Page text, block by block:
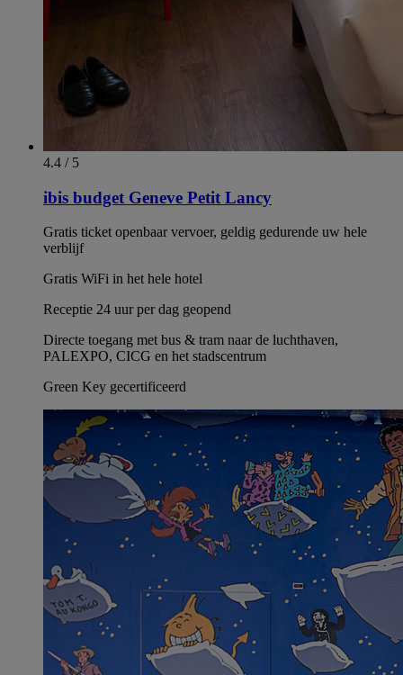
4.4 / 5
ibis budget Geneve Petit Lancy
Gratis ticket openbaar vervoer, geldig gedurende uw hele
verblijf
Gratis WiFi in het hele hotel
Receptie 24 uur per dag geopend
Directe toegang met bus & tram naar de luchthaven,
PALEXPO, CICG en het stadscentrum
Green Key gecertificeerd